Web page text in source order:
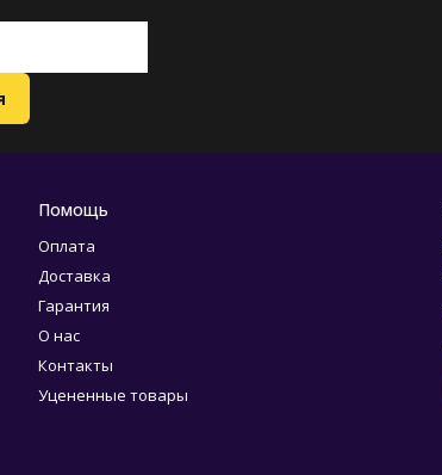
Помощь
Оплата
Доставка
Гарантия
О нас
Контакты
Уцененные товары